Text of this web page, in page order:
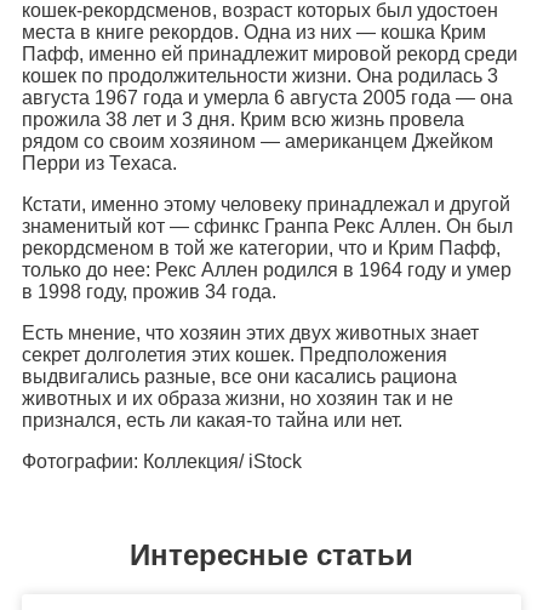
кошек-рекордсменов, возраст которых был удостоен
места в книге рекордов. Одна из них — кошка Крим
Пафф, именно ей принадлежит мировой рекорд среди
кошек по продолжительности жизни. Она родилась 3
августа 1967 года и умерла 6 августа 2005 года — она
прожила 38 лет и 3 дня. Крим всю жизнь провела
рядом со своим хозяином — американцем Джейком
Перри из Техаса.
Кстати, именно этому человеку принадлежал и другой
знаменитый кот — сфинкс Гранпа Рекс Аллен. Он был
рекордсменом в той же категории, что и Крим Пафф,
только до нее: Рекс Аллен родился в 1964 году и умер
в 1998 году, прожив 34 года.
Есть мнение, что хозяин этих двух животных знает
секрет долголетия этих кошек. Предположения
выдвигались разные, все они касались рациона
животных и их образа жизни, но хозяин так и не
признался, есть ли какая-то тайна или нет.
Фотографии: Коллекция/ iStock
Интересные статьи